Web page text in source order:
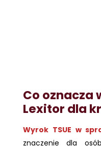
Co oznacza
Lexitor dla
Wyrok TSUE w
znaczenie dla